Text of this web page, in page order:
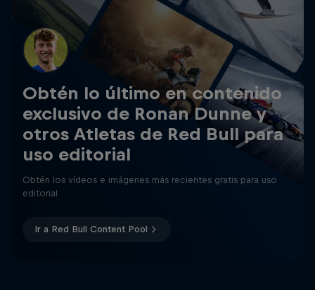
Obtén lo último en contenido
exclusivo de Ronan Dunne y
otros Atletas de Red Bull para
uso editorial
Obtén los vídeos e imágenes más recientes gratis para uso
editorial
Ir a Red Bull Content Pool